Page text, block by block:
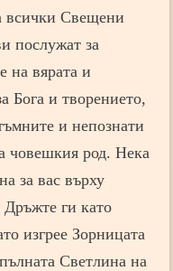
всички Свещени
послужат за
на вярата и
Бога и творението,
и непознати
човешкия род. Нека
за вас върху
ги като
изгрее Зорницата
Светлина на